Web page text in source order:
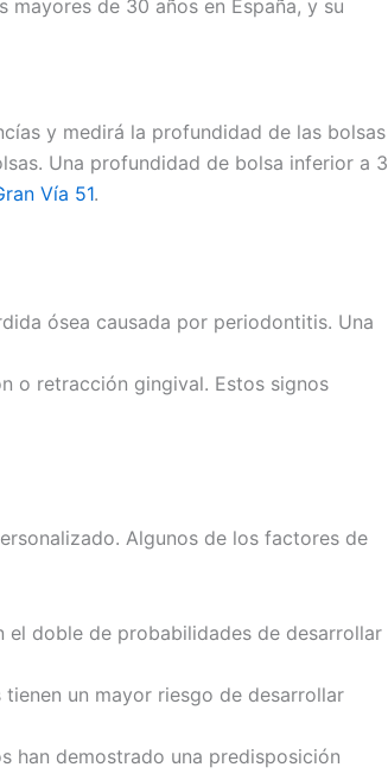
de 30 años en España, y su
y medirá la profundidad de las bolsas
Una profundidad de bolsa inferior a 3
Vía 51.
ósea causada por periodontitis. Una
o retracción gingival. Estos signos
Algunos de los factores de
el doble de probabilidades de desarrollar
un mayor riesgo de desarrollar
han demostrado una predisposición